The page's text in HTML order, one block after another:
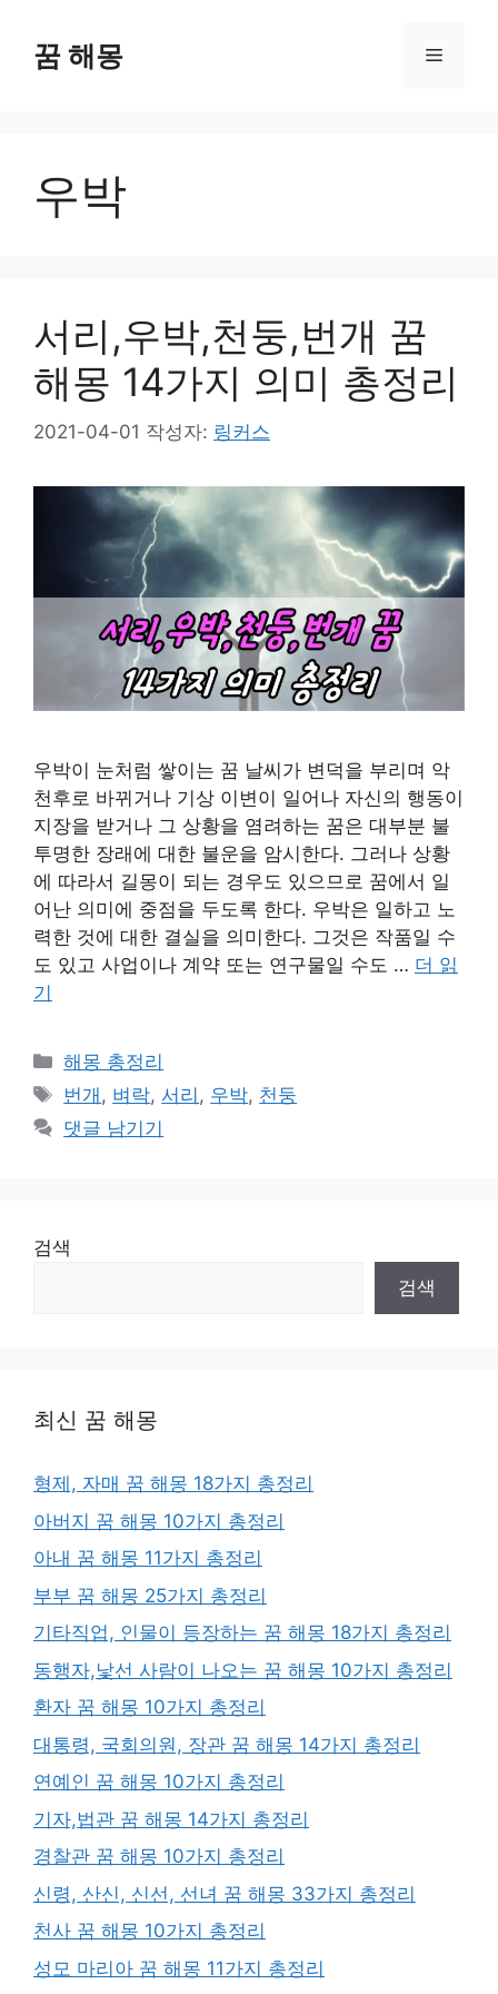
꿈 해몽 메
우박
서리,우박,천둥,번개 꿈
해몽 14가지 의미 총정리
2021-04-01 작성자: 링커스
우박이 눈처럼 쌓이는 꿈 날씨가 변덕을 부리며 악
천후로 바뀌거나 기상 이변이 일어나 자신의 행동이
지장을 받거나 그 상황을 염려하는 꿈은 대부분 불
투명한 장래에 대한 불운을 암시한다. 그러나 상황
에 따라서 길몽이 되는 경우도 있으므로 꿈에서 일
어난 의미에 중점을 두도록 한다. 우박은 일하고 노
력한 것에 대한 결실을 의미한다. 그것은 작품일 수
도 있고 사업이나 계약 또는 연구물일 수도 … 더 읽
기
카
테
리
해몽 총정리
태
그
번개 , 벼락, 서리 , 우박, 천둥
댓글 남기기
검색
검색
최신 꿈 해몽
형제, 자매 꿈 해몽 18가지 총정리
아버지 꿈 해몽 10가지 총정리
아내 꿈 해몽 11가지 총정리
부부 꿈 해몽 25가지 총정리
기타직업, 인물이 등장하는 꿈 해몽 18가지 총정리
동행자,낯선 사람이 나오는 꿈 해몽 10가지 총정리
환자 꿈 해몽 10가지 총정리
대통령, 국회의원, 장관 꿈 해몽 14가지 총정리
연예인 꿈 해몽 10가지 총정리
기자,법관 꿈 해몽 14가지 총정리
경찰관 꿈 해몽 10가지 총정리
신령, 산신, 신선, 선녀 꿈 해몽 33가지 총정리
천사 꿈 해몽 10가지 총정리
성모 마리아 꿈 해몽 11가지 총정리